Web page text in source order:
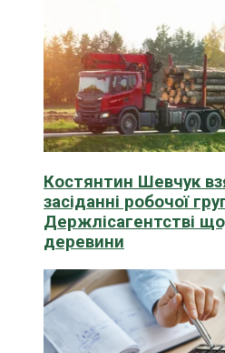
Костянтин Шевчук
засіданні робочої
Держлісагентстві
деревини